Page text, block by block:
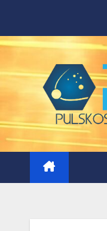
content